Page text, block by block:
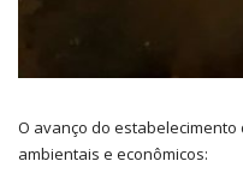
O avanço do
ambientais e econômicos: